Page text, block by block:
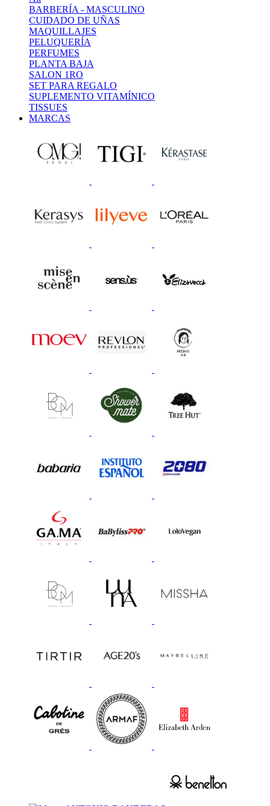
BARBERÍA - MASCULINO
CUIDADO DE UÑAS
MAQUILLAJES
PELUQUERÍA
PERFUMES
PLANTA BAJA
SALON 1RO
SET PARA REGALO
SUPLEMENTO VITAMÍNICO
TISSUES
MARCAS